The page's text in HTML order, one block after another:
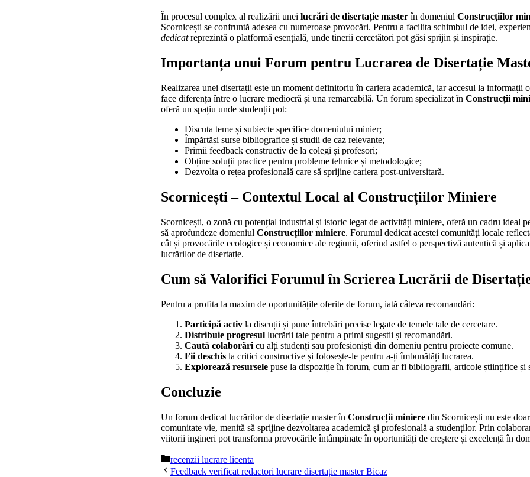
În procesul complex al realizării unei lucrări de disertație masterîn domeniul Construcțiilor
Scornicești se confruntă adesea cu numeroase provocări. Pentru a facilita schimbul de idei,
dedicatreprezintă o platformă esențială, unde tinerii cercetători pot găsi sprijin și inspirație.
Importanța unui Forum pentru Lucrarea de Disertație
Realizarea unei disertații este un moment definitoriu în cariera academică, iar accesul la informații
face diferența între o lucrare mediocră și una remarcabilă. Un forum specializat în Construcții
oferă un spațiu unde studenții pot:
Discuta teme și subiecte specifice domeniului minier;
Împărtăși surse bibliografice și studii de caz relevante;
Primii feedback constructiv de la colegi și profesori;
Obține soluții practice pentru probleme tehnice și metodologice;
Dezvolta o rețea profesională care să sprijine cariera post-universitară.
Scornicești – Contextul Local al Construcțiilor Miniere
Scornicești, o zonă cu potențial industrial și istoric legat de activități miniere, oferă un cadru ideal
să aprofundeze domeniul Construcțiilor miniere. Forumul dedicat acestei comunități locale
cât și provocările ecologice și economice ale regiunii, oferind astfel o perspectivă autentică și
lucrărilor de disertație.
Cum să Valorifici Forumul în Scrierea Lucrării de
Pentru a profita la maxim de oportunitățile oferite de forum, iată câteva recomandări:
Participă activ la discuții și pune întrebări precise legate de temele tale de cercetare.
Distribuie progresul lucrării tale pentru a primi sugestii și recomandări.
Caută colaborări cu alți studenți sau profesioniști din domeniu pentru proiecte comune.
Fii deschis la critici constructive și folosește-le pentru a-ți îmbunătăți lucrarea.
Explorează resursele puse la dispoziție în forum, cum ar fi bibliografii, articole științifice și
Concluzie
Un forum dedicat lucrărilor de disertație master în Construcții miniere din Scornicești nu este
comunitate vie, menită să sprijine dezvoltarea academică și profesională a studenților. Prin
viitorii ingineri pot transforma provocările întâmpinate în oportunități de creștere și excelență în
Categorii
recenzii lucrare licenta
Feedback verificat redactori lucrare disertație master Bicaz